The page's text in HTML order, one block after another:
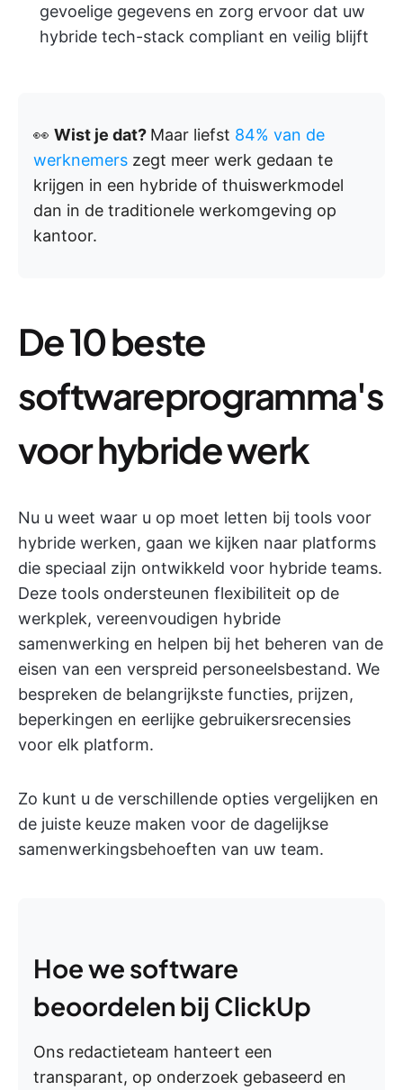
gevoelige gegevens en zorg ervoor dat uw
hybride tech-stack compliant en veilig blijft
👀 Wist je dat? Maar liefst 84% van de
werknemers zegt meer werk gedaan te
krijgen in een hybride of thuiswerkmodel
dan in de traditionele werkomgeving op
kantoor.
De 10 beste
softwareprogramma's
voor hybride werk
Nu u weet waar u op moet letten bij tools voor
hybride werken, gaan we kijken naar platforms
die speciaal zijn ontwikkeld voor hybride teams.
Deze tools ondersteunen flexibiliteit op de
werkplek, vereenvoudigen hybride
samenwerking en helpen bij het beheren van de
eisen van een verspreid personeelsbestand. We
bespreken de belangrijkste functies, prijzen,
beperkingen en eerlijke gebruikersrecensies
voor elk platform.
Zo kunt u de verschillende opties vergelijken en
de juiste keuze maken voor de dagelijkse
samenwerkingsbehoeften van uw team.
Hoe we software
beoordelen bij ClickUp
Ons redactieteam hanteert een
transparant, op onderzoek gebaseerd en